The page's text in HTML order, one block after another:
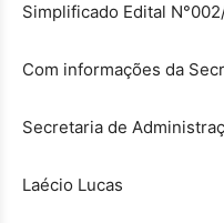
Simplificado Edital
Com informações da
Secretaria de
Laécio Lucas